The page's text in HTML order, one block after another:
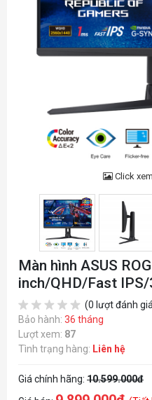
Click
Màn hình ASUS
inch/QHD/Fast
(0 lượt đánh
Bảo hành: 36 tháng
Lượt xem: 87
Tình trạng hàng: Liên hệ
Giá chính hãng: 10.599.000đ